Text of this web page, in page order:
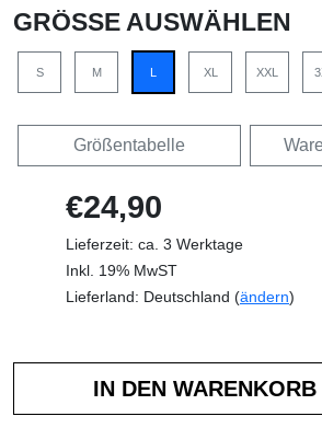
GRÖSSE AUSWÄHLEN
S M L XL XXL
Größentabelle
€24,90
Lieferzeit: ca. 3 Werktage
Inkl. 19% MwST
Lieferland: Deutschland (ändern)